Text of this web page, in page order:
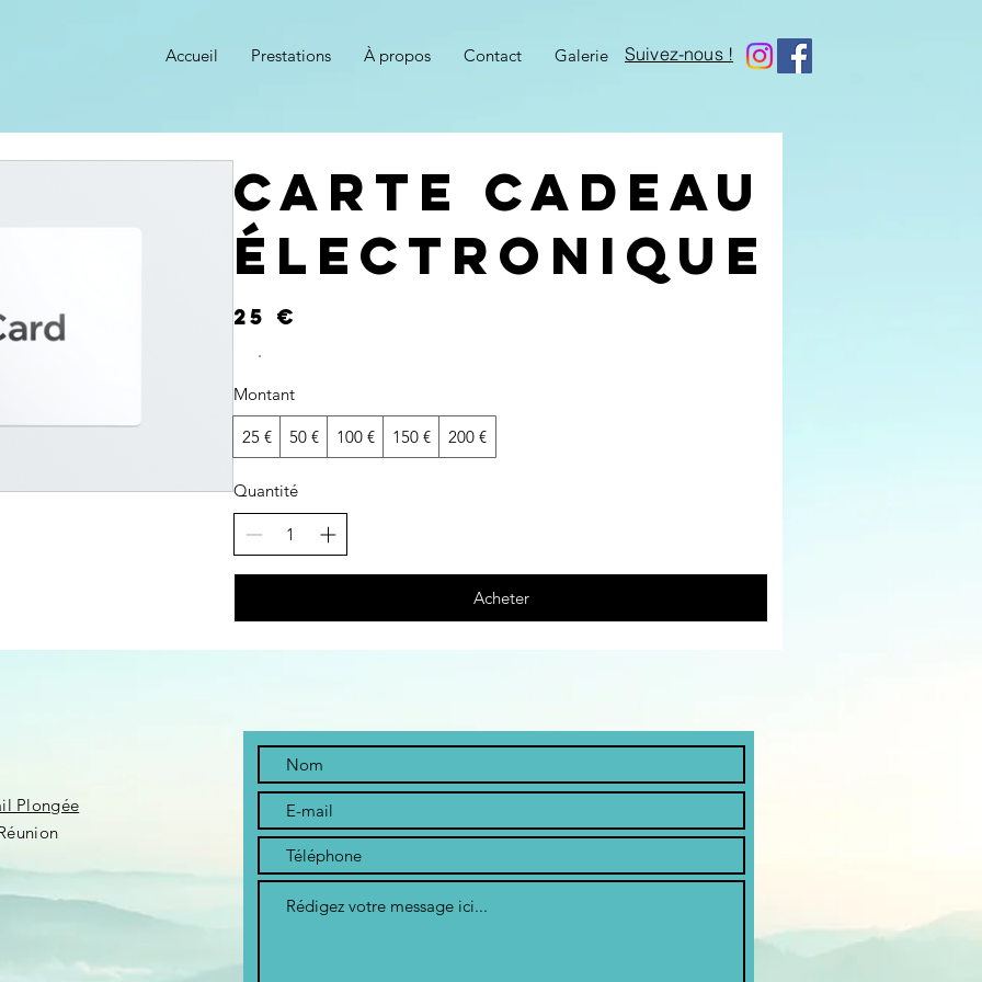
Accueil Prestations À propos Contact Galerie Suivez-nous !
Carte cadeau
électronique
25 €
Montant
25 € 50 € 100 € 150 € 200 €
Quantité
Acheter
Plongée